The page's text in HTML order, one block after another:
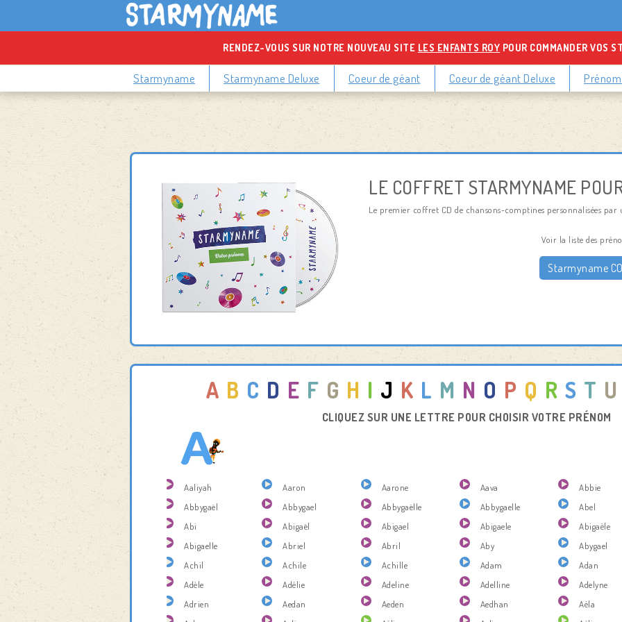
RENDEZ-VOUS SUR NOTRE NOUVEAU SITE LES ENFANTS ROY POUR COMMANDER VOS
Starmyname Starmyname Deluxe Coeur de géant Coeur de géant Deluxe
LE COFFRET STARMYNAME
Le premier coffret CD de chansons-comptines personnalisées
Voir la liste des
Starmyname
A B C D E F G H I J K L M N O P Q R S T U
CLIQUEZ SUR UNE LETTRE POUR CHOISIR VOTRE PRÉNOM
Aaliyah Aaron Aarone Aava
Abbie
Abbygaël
Abbygael Abbygaëlle Abbygaelle
Abel
Abi
Abigaël Abigael Abigaele
Abigaèle
Abigaelle
Abriel Abril Aby
Abygael
Achil
Achile Achille Adam
Adan
Adèle
Adélie Adeline Adelline
Adelyne
Adrien
Aedan Aeden Aedhan
Aéla